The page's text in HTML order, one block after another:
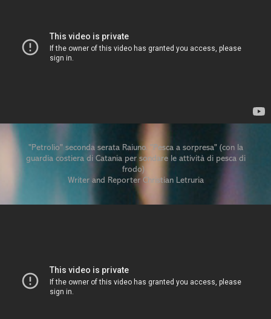
"Petrolio" seconda serata Raiuno. "Pesca a sorpresa" (con la
guardia costiera di Catania per sondare le attività di pesca di
frodo)
Writer and Reporter Christian Letruria